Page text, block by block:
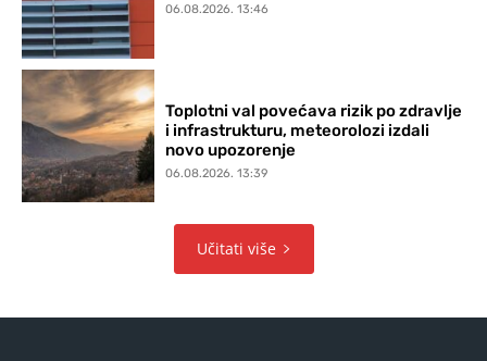
06.08.2026. 13:46
Toplotni val povećava rizik po zdravlje
i infrastrukturu, meteorolozi izdali
novo upozorenje
06.08.2026. 13:39
Učitati više